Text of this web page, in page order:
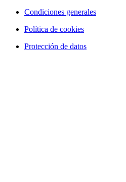
Condiciones generales
Política de cookies
Protección de datos